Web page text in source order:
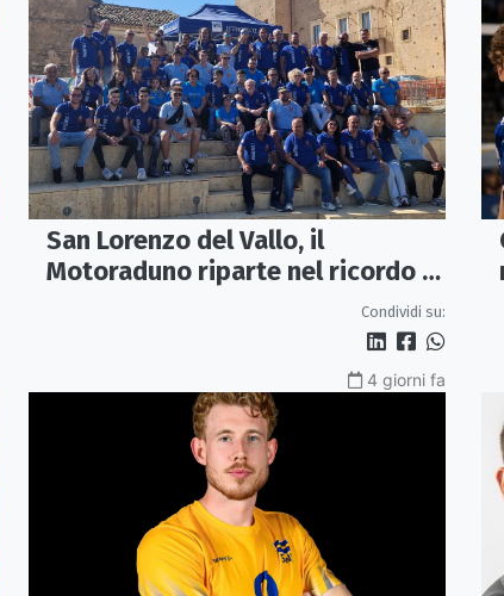
San Lorenzo del Vallo, il
Motoraduno riparte nel ricordo di
Condividi su:
4 giorni fa